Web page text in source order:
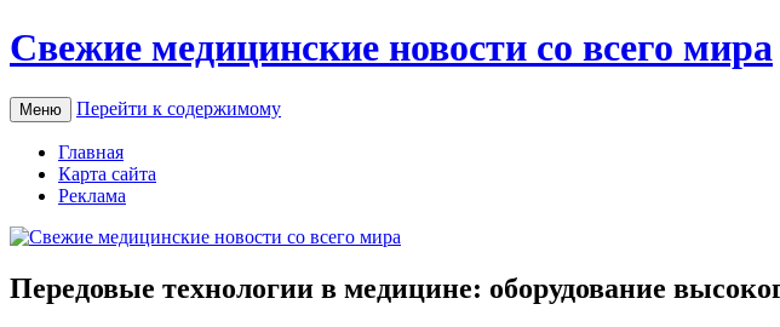
Свежие медицинские новости со всего мира
Меню Перейти к содержимому
Главная
Карта сайта
Реклама
Передовые технологии в медицине: оборудование